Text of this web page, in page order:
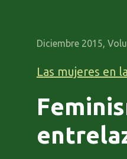
Diciembre 2015,
Las mujeres en